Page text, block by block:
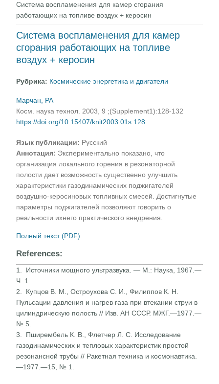
Система воспламенения для камер сгорания
работающих на топливе воздух + керосин
Система воспламенения для камер
сгорания работающих на топливе
воздух + керосин
Рубрика: Космические энергетика и двигатели
Марчан, РА
Косм. наука технол. 2003, 9 ;(Supplement1):128-132
https://doi.org/10.15407/knit2003.01s.128
Язык публикации: Русский
Аннотация: Экспериментально показано, что
организация локального горения в резонаторной
полости дает возможность существенно улучшить
характеристики газодинамических поджигателей
воздушно-керосиновых топливных смесей. Достигнутые
параметры поджигателей позволяют говорить о
реальности ихнего практического внедрения.
Полный текст (PDF)
References:
1. Источники мощного ультразвука. — М.: Наука, 1967.—
Ч. 1.
2. Купцов В. М., Остроухова С. И., Филиппов К. Н.
Пульсации давления и нагрев газа при втекании струи в
цилиндрическую полость // Изв. АН СССР. МЖГ.—1977.—
№ 5.
3. Пширембель К. В., Флетчер Л. С. Исследование
газодинамических и тепловых характеристик простой
резонансной трубы // Ракетная техника и космонавтика.
—1977.—15, № 1.